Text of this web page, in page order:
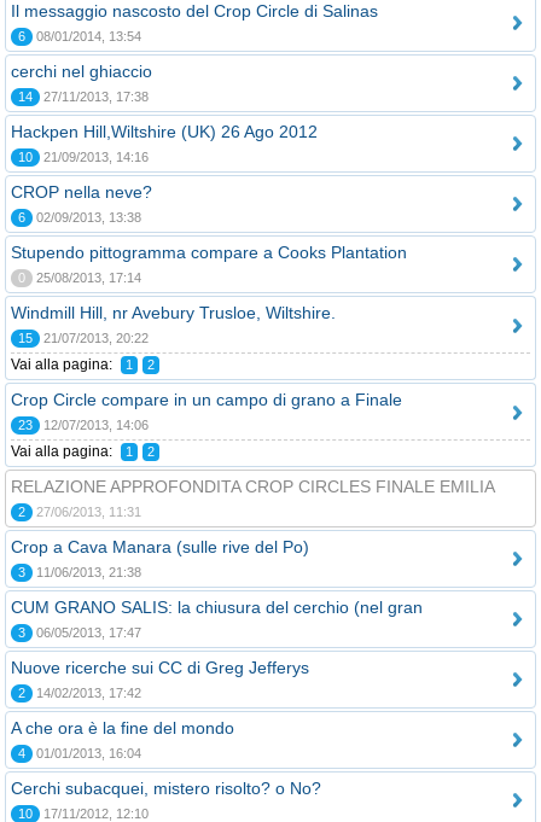
Il messaggio nascosto del Crop Circle di Salinas
6 08/01/2014, 13:54
cerchi nel ghiaccio
14 27/11/2013, 17:38
Hackpen Hill,Wiltshire (UK) 26 Ago 2012
10 21/09/2013, 14:16
CROP nella neve?
6 02/09/2013, 13:38
Stupendo pittogramma compare a Cooks Plantation
0 25/08/2013, 17:14
Windmill Hill, nr Avebury Trusloe, Wiltshire.
15 21/07/2013, 20:22
Vai alla pagina: 1 2
Crop Circle compare in un campo di grano a Finale
23 12/07/2013, 14:06
Vai alla pagina: 1 2
RELAZIONE APPROFONDITA CROP CIRCLES FINALE EMILIA
2 27/06/2013, 11:31
Crop a Cava Manara (sulle rive del Po)
3 11/06/2013, 21:38
CUM GRANO SALIS: la chiusura del cerchio (nel gran
3 06/05/2013, 17:47
Nuove ricerche sui CC di Greg Jefferys
2 14/02/2013, 17:42
A che ora è la fine del mondo
4 01/01/2013, 16:04
Cerchi subacquei, mistero risolto? o No?
10 17/11/2012, 12:10